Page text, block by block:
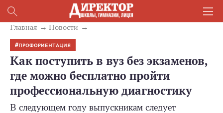
Главная Новости
ПРОФОРИЕНТАЦИЯ
Как поступить в вуз без экзаменов,
где можно бесплатно пройти
профессиональную диагностику
В следующем году выпускникам следует